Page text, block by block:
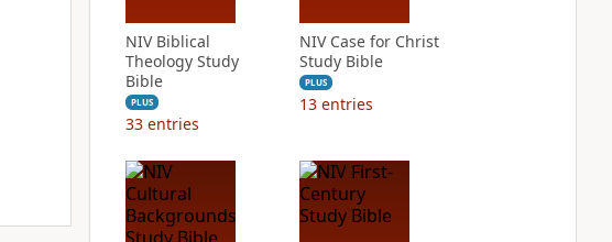
NIV Biblical
Theology Study
Bible
PLUS
33 entries
NIV Case for Christ
Study Bible
PLUS
13 entries